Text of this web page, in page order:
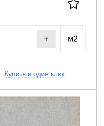
+ м2
Купить в один клик